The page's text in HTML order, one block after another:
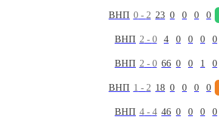
ВНП 0- 2 23 0 0 0 0
ВНП 2 - 0 4 0 0 0 0
ВНП 2 - 0 66 0 0 1 0
ВНП 1 - 2 18 0 0 0 0
ВНП 4- 4 46 0 0 0 0